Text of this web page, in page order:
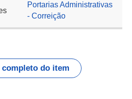
Portarias Administrativas
- Correição
do item